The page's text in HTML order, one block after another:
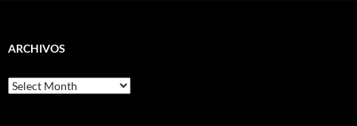
ARCHIVOS
Archivos